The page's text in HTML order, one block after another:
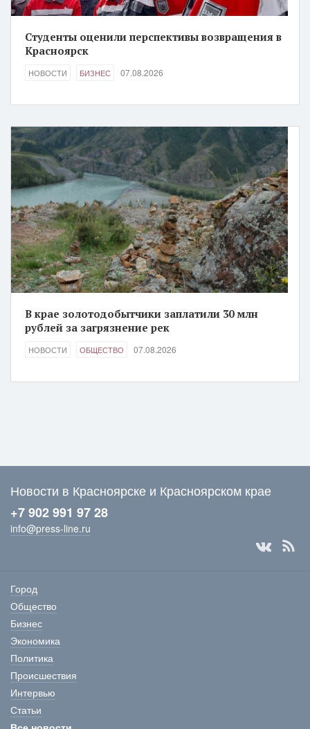
Студенты оценили перспективы возвращения в
Красноярск
НОВОСТИ БИЗНЕС 07.08.2026
В крае золотодобытчики заплатили 30 млн
рублей за загрязнение рек
НОВОСТИ ОБЩЕСТВО 07.08.2026
Новости в Красноярске и Красноярском крае
+7 902 991 97 28
info@press-line.ru
Город
Общество
Бизнес
Экономика
Политика
Происшествия
Интервью
Статьи